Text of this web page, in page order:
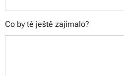
Co by tě ještě zajímalo?